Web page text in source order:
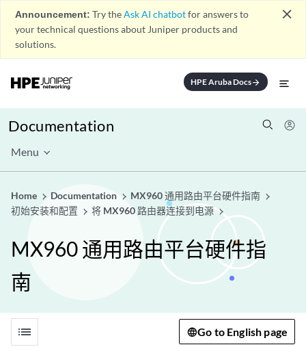
Announcement: Try theAsk AI chatbotfor answers to
your technical questions about Juniper products and
solutions.
close
HPE Aruba Docsarrow_forward
Documentation
Menu
Home Documentation
MX960 通用路由平台硬件指南
初始安装和配置
将 MX960 路由器连接到电源
MX960 通用路由平台硬件指
南
list Go to English page